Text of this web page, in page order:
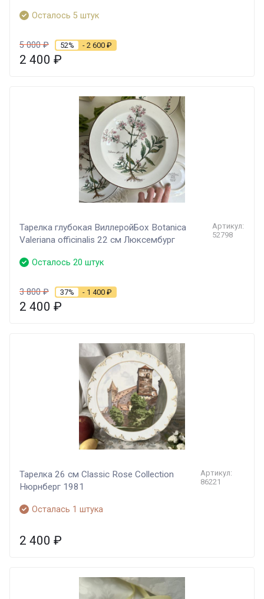
Осталось 5 штук
5 000₽ 52% - 2 600 ₽
2 400 ₽
Тарелка глубокая ВиллеройБох Botanica
Valeriana officinalis 22 см Люксембург
Артикул:
52798
Осталось 20 штук
3 800₽ 37% - 1 400 ₽
2 400 ₽
Тарелка 26 см Classic Rose Collection
Нюрнберг 1981
Артикул:
86221
Осталась 1 штука
2 400 ₽